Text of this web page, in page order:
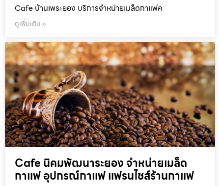
Cafe บ้านเพระยอง บริการจำหน่ายเมล็ดกาแฟค
ดูเพิ่มเติม »
Cafe นิคมพัฒนาระยอง จำหน่ายเมล็ด
กาแฟ อุปกรณ์กาแฟ แฟรนไชส์ร้านกาแฟ